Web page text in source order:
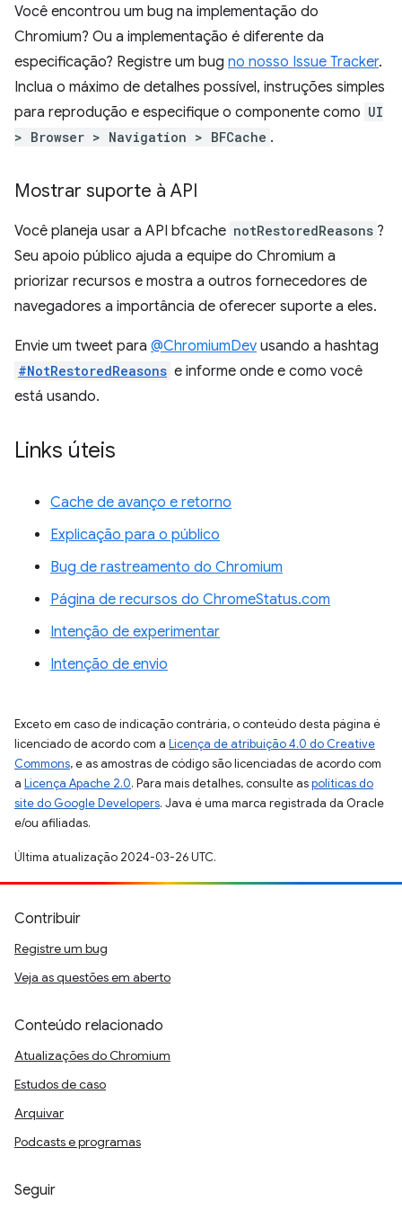
Você encontrou um bug na implementação do
Chromium? Ou a implementação é diferente da
especificação? Registre um bug no nosso Issue Tracker.
Inclua o máximo de detalhes possível, instruções simples
para reprodução e especifique o componente como UI
> Browser > Navigation > BFCache .
Mostrar suporte à API
Você planeja usar a API bfcache notRestoredReasons ?
Seu apoio público ajuda a equipe do Chromium a
priorizar recursos e mostra a outros fornecedores de
navegadores a importância de oferecer suporte a eles.
Envie um tweet para @ChromiumDev usando a hashtag
#NotRestoredReasons e informe onde e como você
está usando.
Links úteis
Cache de avanço e retorno
Explicação para o público
Bug de rastreamento do Chromium
Página de recursos do ChromeStatus.com
Intenção de experimentar
Intenção de envio
Exceto em caso de indicação contrária, o conteúdo desta página é
licenciado de acordo com a Licença de atribuição 4.0 do Creative
Commons, e as amostras de código são licenciadas de acordo com
a Licença Apache 2.0. Para mais detalhes, consulte aspolíticas do
site do Google Developers. Java é uma marca registrada da Oracle
e/ou afiliadas.
Última atualização 2024-03-26 UTC.
Contribuir
Registre um bug
Veja as questões em aberto
Conteúdo relacionado
Atualizações do Chromium
Estudos de caso
Arquivar
Podcasts e programas
Seguir